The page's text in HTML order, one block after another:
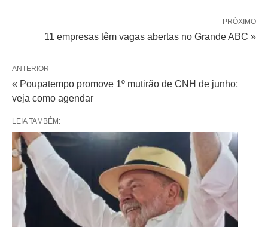
PRÓXIMO
11 empresas têm vagas abertas no Grande ABC »
ANTERIOR
« Poupatempo promove 1º mutirão de CNH de junho;
veja como agendar
LEIA TAMBÉM: